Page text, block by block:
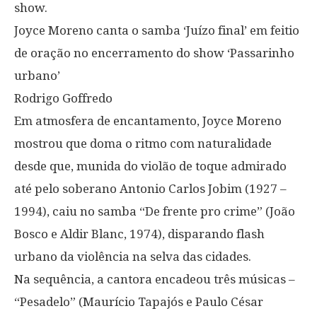
show.
Joyce Moreno canta o samba ‘Juízo final’ em feitio
de oração no encerramento do show ‘Passarinho
urbano’
Rodrigo Goffredo
Em atmosfera de encantamento, Joyce Moreno
mostrou que doma o ritmo com naturalidade
desde que, munida do violão de toque admirado
até pelo soberano Antonio Carlos Jobim (1927 –
1994), caiu no samba “De frente pro crime” (João
Bosco e Aldir Blanc, 1974), disparando flash
urbano da violência na selva das cidades.
Na sequência, a cantora encadeou três músicas –
“Pesadelo” (Maurício Tapajós e Paulo César